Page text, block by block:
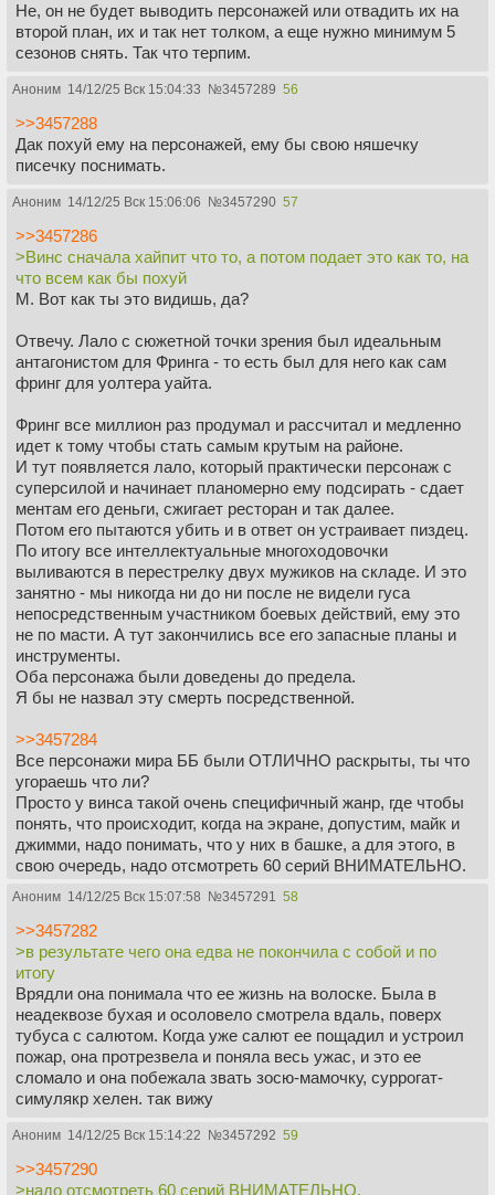
Не, он не будет выводить персонажей или отвадить их на
второй план, их и так нет толком, а еще нужно минимум 5
сезонов снять. Так что терпим.
Аноним 14/12/25 Вск 15:04:33 №3457289 56
>>3457288
Дак похуй ему на персонажей, ему бы свою няшечку
писечку поснимать.
Аноним 14/12/25 Вск 15:06:06 №3457290 57
>>3457286
>Винс сначала хайпит что то, а потом подает это как то, на
что всем как бы похуй
М. Вот как ты это видишь, да?
Отвечу. Лало с сюжетной точки зрения был идеальным
антагонистом для Фринга - то есть был для него как сам
фринг для уолтера уайта.
Фринг все миллион раз продумал и рассчитал и медленно
идет к тому чтобы стать самым крутым на районе.
И тут появляется лало, который практически персонаж с
суперсилой и начинает планомерно ему подсирать - сдает
ментам его деньги, сжигает ресторан и так далее.
Потом его пытаются убить и в ответ он устраивает пиздец.
По итогу все интеллектуальные многоходовочки
выливаются в перестрелку двух мужиков на складе. И это
занятно - мы никогда ни до ни после не видели гуса
непосредственным участником боевых действий, ему это
не по масти. А тут закончились все его запасные планы и
инструменты.
Оба персонажа были доведены до предела.
Я бы не назвал эту смерть посредственной.
>>3457284
Все персонажи мира ББ были ОТЛИЧНО раскрыты, ты что
угораешь что ли?
Просто у винса такой очень специфичный жанр, где чтобы
понять, что происходит, когда на экране, допустим, майк и
джимми, надо понимать, что у них в башке, а для этого, в
свою очередь, надо отсмотреть 60 серий ВНИМАТЕЛЬНО.
только визуально, или приходится додумывать что-то
вроде "так, а ведь этот персонаж 20 серий назад сделал бы
совершенно по-друому".
И это на самом деле забавно, что теперь, когда у винса
огромный кредит доверия, он забил болтину на экшн и снял
какой-то артхаус о человеческой природе.
Аноним 14/12/25 Вск 15:07:58 №3457291 58
>>3457282
>в результате чего она едва не покончила с собой и по
итогу
Врядли она понимала что ее жизнь на волоске. Была в
неадеквозе бухая и осоловело смотрела вдаль, поверх
тубуса с салютом. Когда уже салют ее пощадил и устроил
пожар, она протрезвела и поняла весь ужас, и это ее
сломало и она побежала звать зосю-мамочку, суррогат-
симулякр хелен. так вижу
Аноним 14/12/25 Вск 15:14:22 №3457292 59
>>3457290
>надо отсмотреть 60 серий ВНИМАТЕЛЬНО.